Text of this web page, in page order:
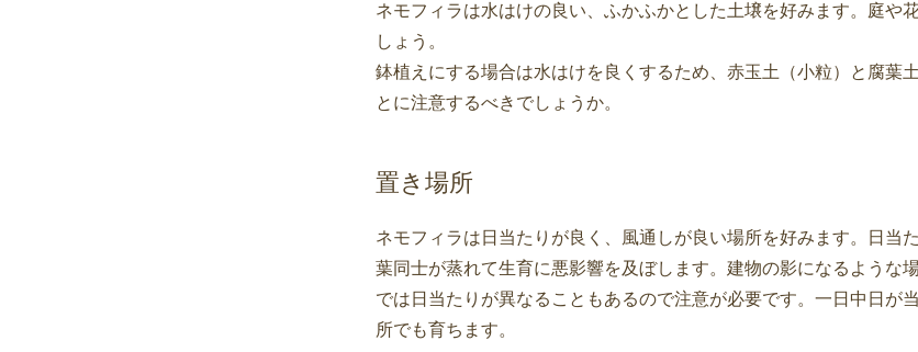
ネモフィラは水はけの良い、ふかふかとした土壌を好みます。庭や
しょう。
鉢植えにする場合は水はけを良くするため、赤玉土（小粒）と腐葉
とに注意するべきでしょうか。
置き場所
ネモフィラは日当たりが良く、風通しが良い場所を好みます。日当
葉同士が蒸れて生育に悪影響を及ぼします。建物の影になるよう
では日当たりが異なることもあるので注意が必要です。一日中日
所でも育ちます。